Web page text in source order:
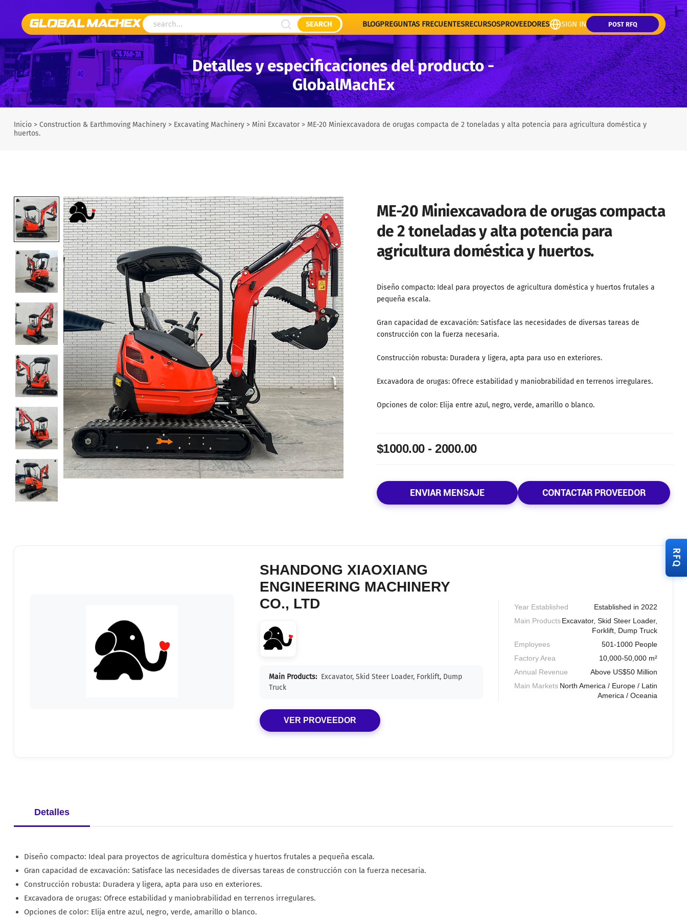
SEARCH BLOGPREGUNTAS FRECUENTESRECURSOSPROVEEDORES SIGN IN POST RFQ
Detalles y especificaciones del producto -
GlobalMachEx
Inicio> Construction & Earthmoving Machinery> Excavating Machinery> Mini Excavator> ME-20 Miniexcavadora de orugas compacta de 2 toneladas y alta potencia para agricultura doméstica y
huertos.
ME-20 Miniexcavadora de orugas compacta
de 2 toneladas y alta potencia para
agricultura doméstica y huertos.
Diseño compacto: Ideal para proyectos de agricultura doméstica y huertos frutales a
pequeña escala.
Gran capacidad de excavación: Satisface las necesidades de diversas tareas de
construcción con la fuerza necesaria.
Construcción robusta: Duradera y ligera, apta para uso en exteriores.
Excavadora de orugas: Ofrece estabilidad y maniobrabilidad en terrenos irregulares.
Opciones de color: Elija entre azul, negro, verde, amarillo o blanco.
$1000.00 - 2000.00
ENVIAR MENSAJE CONTACTAR PROVEEDOR
SHANDONG XIAOXIANG
ENGINEERING MACHINERY
CO., LTD
Main Products: Excavator, Skid Steer Loader, Forklift, Dump
Truck
VER PROVEEDOR
Year Established
Established in 2022
Main ProductsExcavator, Skid Steer Loader,
Forklift, Dump Truck
Employees
501-1000 People
Factory Area
10,000-50,000 m²
Annual Revenue
Above US$50 Million
Main Markets North America / Europe / Latin
America / Oceania
Detalles
Diseño compacto: Ideal para proyectos de agricultura doméstica y huertos frutales a pequeña escala.
Gran capacidad de excavación: Satisface las necesidades de diversas tareas de construcción con la fuerza necesaria.
Construcción robusta: Duradera y ligera, apta para uso en exteriores.
Excavadora de orugas: Ofrece estabilidad y maniobrabilidad en terrenos irregulares.
Opciones de color: Elija entre azul, negro, verde, amarillo o blanco.
RFQ